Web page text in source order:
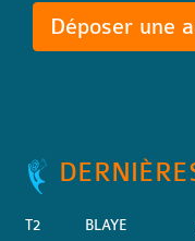
Déposer une
T2 BLAYE